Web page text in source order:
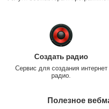
Создать радио
Сервис для создания интернет
радио.
Полезное